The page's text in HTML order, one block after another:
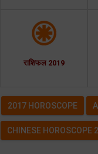
राशिफल 2019
2017 HOROSCOPE
CHINESE HOROSCOPE